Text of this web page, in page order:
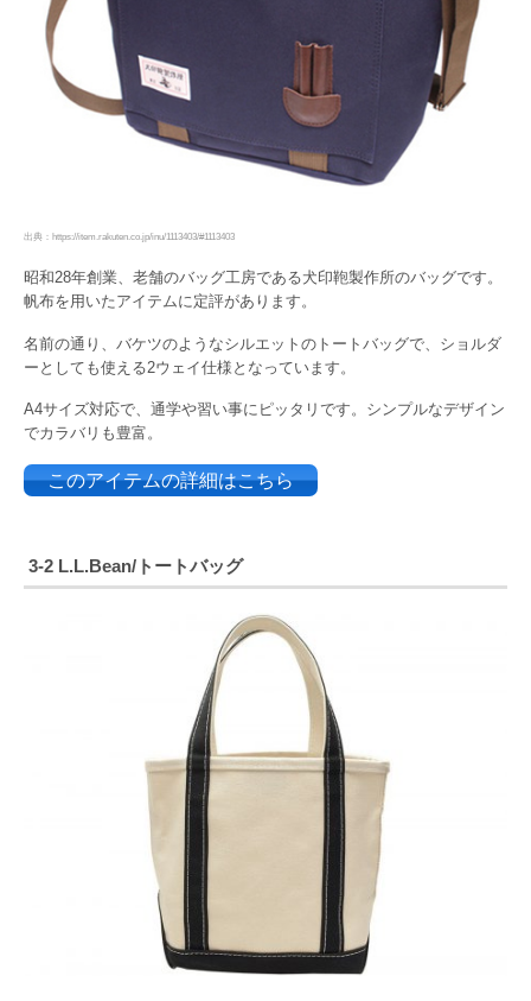
出典：https://item.rakuten.co.jp/inu/1113403/#1113403
昭和28年創業、老舗のバッグ工房である犬印鞄製作所のバッグです。
帆布を用いたアイテムに定評があります。
名前の通り、バケツのようなシルエットのトートバッグで、ショルダ
ーとしても使える2ウェイ仕様となっています。
A4サイズ対応で、通学や習い事にピッタリです。シンプルなデザイン
でカラバリも豊富。
このアイテムの詳細はこちら
3-2 L.L.Bean/トートバッグ